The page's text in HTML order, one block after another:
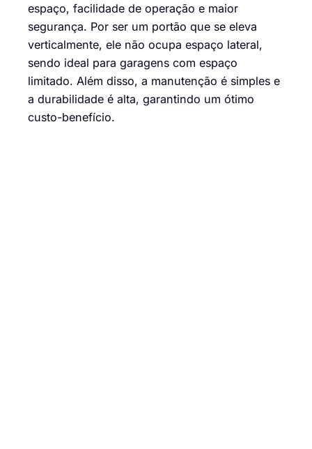
espaço, facilidade de operação e maior
segurança. Por ser um portão que se eleva
verticalmente, ele não ocupa espaço lateral,
sendo ideal para garagens com espaço
limitado. Além disso, a manutenção é simples e
a durabilidade é alta, garantindo um ótimo
custo-benefício.